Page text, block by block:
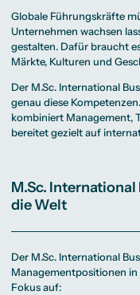
Globale Führungskräfte
Unternehmen wachsen
gestalten. Dafür braucht
Märkte, Kulturen und
Der M.Sc. International
genau diese
kombiniert Management,
bereitet gezielt auf
M.Sc.
die Welt
Der M.Sc. International
Managementpositionen
Fokus auf: